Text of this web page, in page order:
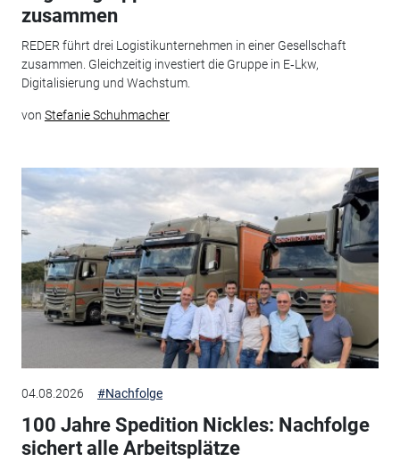
zusammen
REDER führt drei Logistikunternehmen in einer Gesellschaft
zusammen. Gleichzeitig investiert die Gruppe in E‑Lkw,
Digitalisierung und Wachstum.
von Stefanie Schuhmacher
04.08.2026 #Nachfolge
100 Jahre Spedition Nickles: Nachfolge
sichert alle Arbeitsplätze